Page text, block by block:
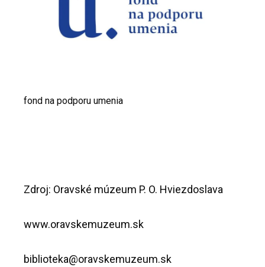
fond na podporu umenia
Zdroj: Oravské múzeum P. O. Hviezdoslava
www.oravskemuzeum.sk
biblioteka@oravskemuzeum.sk